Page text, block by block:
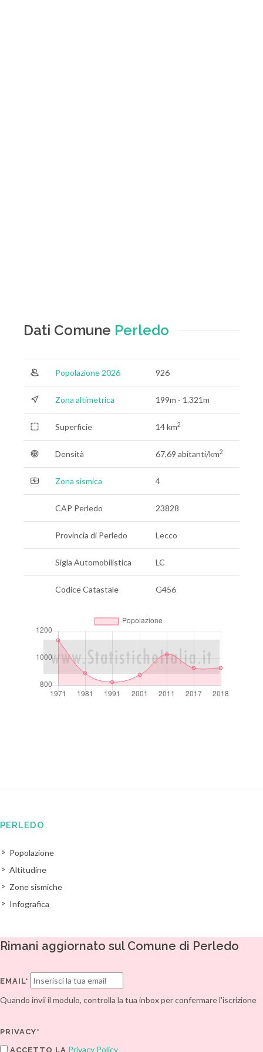
Dati Comune Perledo
Popolazione 2026 926
Zona altimetrica 199m - 1.321m
Superficie 14 km2
Densità 67,69 abitanti/km2
Zona sismica 4
CAP Perledo 23828
Provincia di Perledo Lecco
Sigla Automobilistica LC
Codice Catastale G456
PERLEDO
Popolazione
Altitudine
Zone sismiche
Infografica
Rimani aggiornato sul Comune di Perledo
EMAIL*
Quando invii il modulo, controlla la tua inbox per confermare l'iscrizione
PRIVACY*
ACCETTO LA Privacy Policy